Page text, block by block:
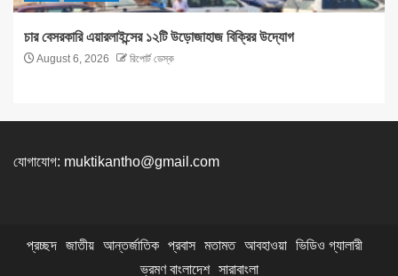
চার বেসরকারি এয়ারলাইন্সের ১২টি উড়োজাহাজ বিক্রির উদ্যোগ
August 6, 2026 রিপোর্ট ডেস্ক
যোগাযোগ: muktikantho@gmail.com
প্রচ্ছদ জাতীয় আন্তর্জাতিক প্রবাস মতামত আবহাওয়া ভিডিও গ্যালারী
ভ্রমণ বাংলাদেশ
সারাবাংলা